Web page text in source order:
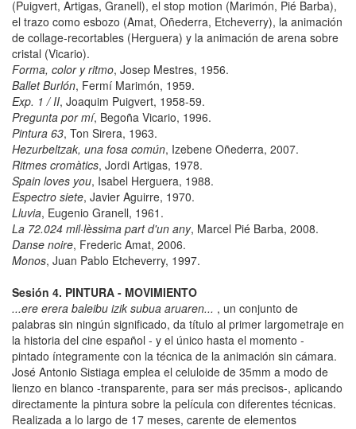
(Puigvert, Artigas, Granell), el stop motion (Marimón, Pié Barba),
el trazo como esbozo (Amat, Oñederra, Etcheverry), la animación
de collage-recortables (Herguera) y la animación de arena sobre
cristal (Vicario).
Forma, color y ritmo, Josep Mestres, 1956.
Ballet Burlón, Fermí Marimón, 1959.
Exp. 1 / II, Joaquim Puigvert, 1958-59.
Pregunta por mí, Begoña Vicario, 1996.
Pintura 63, Ton Sirera, 1963.
Hezurbeltzak, una fosa común, Izebene Oñederra, 2007.
Ritmes cromàtics, Jordi Artigas, 1978.
Spain loves you, Isabel Herguera, 1988.
Espectro siete, Javier Aguirre, 1970.
Lluvia, Eugenio Granell, 1961.
La 72.024 mil·lèssima part d'un any, Marcel Pié Barba, 2008.
Danse noire, Frederic Amat, 2006.
Monos, Juan Pablo Etcheverry, 1997.
Sesión 4. PINTURA - MOVIMIENTO
...ere erera baleibu izik subua aruaren... , un conjunto de
palabras sin ningún significado, da título al primer largometraje en
la historia del cine español - y el único hasta el momento -
pintado íntegramente con la técnica de la animación sin cámara.
José Antonio Sistiaga emplea el celuloide de 35mm a modo de
lienzo en blanco -transparente, para ser más precisos-, aplicando
directamente la pintura sobre la película con diferentes técnicas.
Realizada a lo largo de 17 meses, carente de elementos